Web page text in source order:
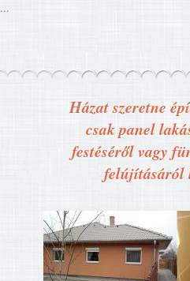
...
Házat szeretne
csak panel
festéséről vagy
felújításáról